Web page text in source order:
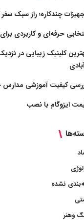
چندکاره؛ راز سبک
حرفه‌ای و کاربردی
کلینیک زیبایی در
کیفیت آموزشی
ایزوگام با نصب
نشده
وهنر